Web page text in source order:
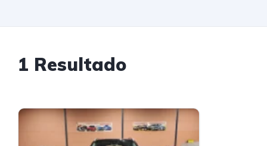
1 Resultado